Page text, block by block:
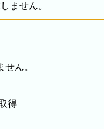
ません。
ん。
得